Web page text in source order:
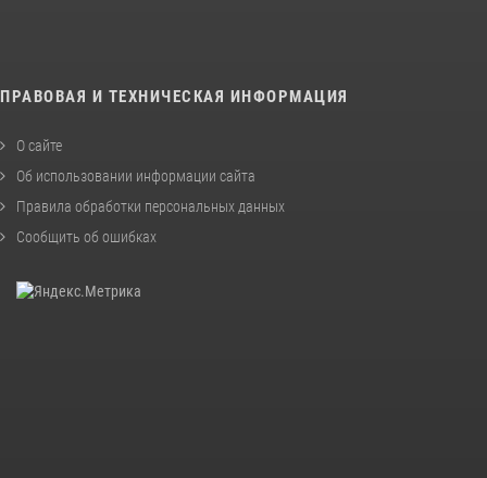
ПРАВОВАЯ И ТЕХНИЧЕСКАЯ ИНФОРМАЦИЯ
О сайте
Об использовании информации сайта
Правила обработки персональных данных
Сообщить об ошибках